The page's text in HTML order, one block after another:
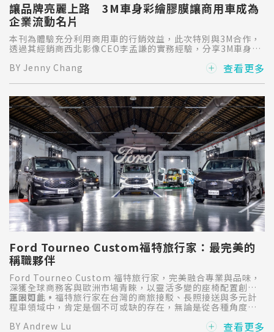
讓品牌亮麗上路 3M車身彩繪膠膜讓商用車成為
企業流動名片
本刊為體驗充分利用商用車的行銷效益，此次特別與3M合作，
透過其經銷商西北影像CEO李孟謙的實務經驗，分享3M車身彩
BY Jenny Chang 查看更多
Ford Tourneo Custom福特旅行家：最完美的
稱職夥伴
Ford Tourneo Custom 福特旅行家，完美融合專業與品味，
深獲全球商務客與歐洲市場青睞，以靈活多變的座椅配置創造
無限可能。
正因如此，福特旅行家在台灣的商旅接駁、長照接送與多元計
程車領域中，肯定是個不可或缺的存在，無論是從各種角度，
駛使用口碑...都擁有極佳的評價，ChatCV商用車談團隊特地專
BY Andrew Lu 查看更多